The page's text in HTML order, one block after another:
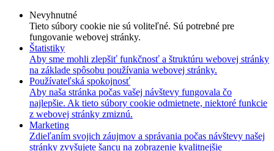
Nevyhnutné
Tieto súbory cookie nie sú voliteľné. Sú potrebné pre
fungovanie webovej stránky.
Štatistiky
Aby sme mohli zlepšiť funkčnosť a štruktúru webovej stránky
na základe spôsobu používania webovej stránky.
Používateľská spokojnosť
Aby naša stránka počas vašej návštevy fungovala čo
najlepšie. Ak tieto súbory cookie odmietnete, niektoré funkcie
z webovej stránky zmiznú.
Marketing
Zdieľaním svojich záujmov a správania počas návštevy našej
stránky zvyšujete šancu na zobrazenie kvalitnejšie